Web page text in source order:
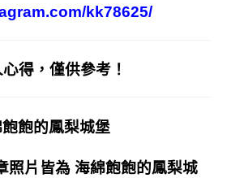
kk78625/
得，僅供參考！
飽的鳳梨城堡
照片皆為海綿飽飽的鳳梨城